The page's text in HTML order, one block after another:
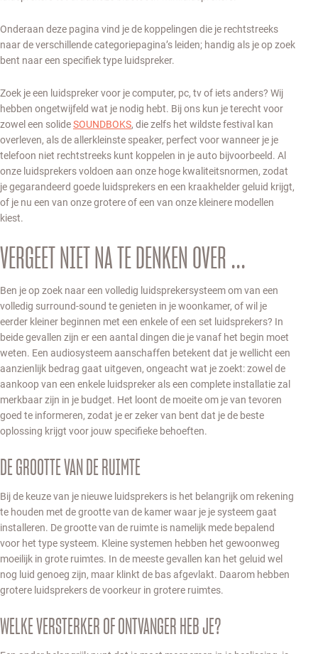
Onderaan deze pagina vind je de koppelingen die je rechtstreeks
naar de verschillende categoriepagina’s leiden; handig als je op zoek
bent naar een specifiek type luidspreker.
Zoek je een luidspreker voor je computer, pc, tv of iets anders? Wij
hebben ongetwijfeld wat je nodig hebt. Bij ons kun je terecht voor
zowel een solideSOUNDBOKS, die zelfs het wildste festival kan
overleven, als de allerkleinste speaker, perfect voor wanneer je je
telefoon niet rechtstreeks kunt koppelen in je auto bijvoorbeeld. Al
onze luidsprekers voldoen aan onze hoge kwaliteitsnormen, zodat
je gegarandeerd goede luidsprekers en een kraakhelder geluid krijgt,
of je nu een van onze grotere of een van onze kleinere modellen
kiest.
VERGEET NIET NA TE DENKEN OVER ...
Ben je op zoek naar een volledig luidsprekersysteem om van een
volledig surround-sound te genieten in je woonkamer, of wil je
eerder kleiner beginnen met een enkele of een set luidsprekers? In
beide gevallen zijn er een aantal dingen die je vanaf het begin moet
weten. Een audiosysteem aanschaffen betekent dat je wellicht een
aanzienlijk bedrag gaat uitgeven, ongeacht wat je zoekt: zowel de
aankoop van een enkele luidspreker als een complete installatie zal
merkbaar zijn in je budget. Het loont de moeite om je van tevoren
goed te informeren, zodat je er zeker van bent dat je de beste
oplossing krijgt voor jouw specifieke behoeften.
DE GROOTTE VAN DE RUIMTE
Bij de keuze van je nieuwe luidsprekers is het belangrijk om rekening
te houden met de grootte van de kamer waar je je systeem gaat
installeren. De grootte van de ruimte is namelijk mede bepalend
voor het type systeem. Kleine systemen hebben het gewoonweg
moeilijk in grote ruimtes. In de meeste gevallen kan het geluid wel
nog luid genoeg zijn, maar klinkt de bas afgevlakt. Daarom hebben
grotere luidsprekers de voorkeur in grotere ruimtes.
WELKE VERSTERKER OF ONTVANGER HEB JE?